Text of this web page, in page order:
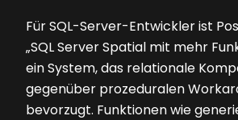
Für SQL-Server-Entwickler ist
„SQL Server Spatial mit mehr
ein System, das relationale
gegenüber prozeduralen
bevorzugt. Funktionen wie